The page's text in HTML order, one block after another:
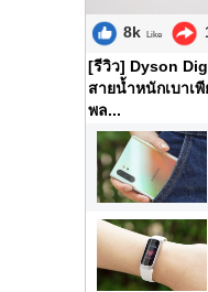
8k Like
[รีวิว] Dyson
สายน้ำหนักเบาเ
พล...